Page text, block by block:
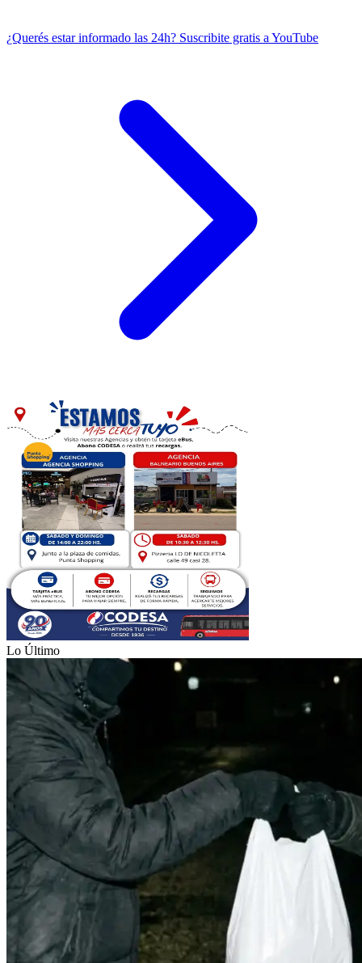
¿Querés estar informado las 24h? Suscribite gratis a YouTube
Lo Último